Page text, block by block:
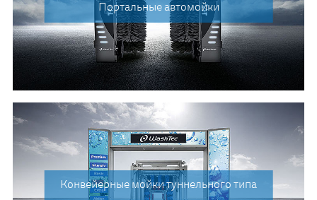
Портальные автомойки
Конвейерные мойки туннельного типа